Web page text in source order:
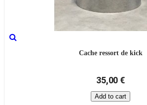
Cache ressort de kick
35,00 €
Add to cart